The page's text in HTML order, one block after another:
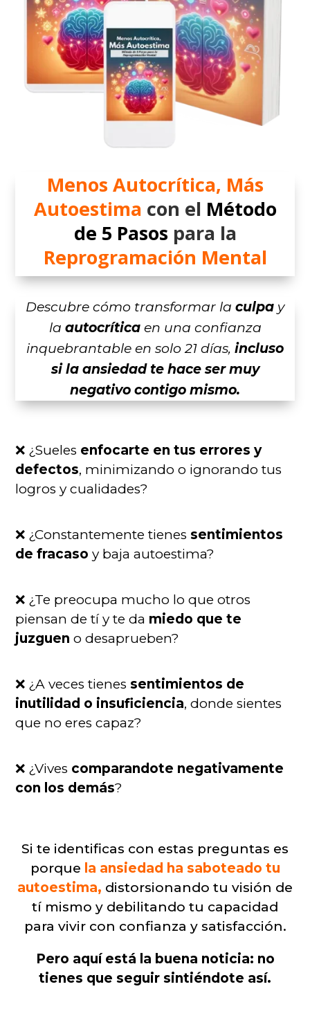
Menos Autocrítica, Más
Autoestima con el Método
de 5 Pasos para la
Reprogramación Mental
Descubre cómo transformar la culpa y
la autocríticaen una confianza
inquebrantable en solo 21 días, incluso
si la ansiedad te hace ser muy
negativo contigo mismo.
❌ ¿Sueles enfocarte en tus errores y
defectos, minimizando o ignorando tus
logros y cualidades?
❌ ¿Constantemente tienes sentimientos
de fracaso y baja autoestima?
❌ ¿Te preocupa mucho lo que otros
piensan de tí y te da miedo que te
juzguen o desaprueben?
❌ ¿A veces tienes sentimientos de
inutilidad o insuficiencia, donde sientes
que no eres capaz?
❌ ¿Vives comparandote negativamente
con los demás?
Si te identificas con estas preguntas es
porque la ansiedad ha saboteado tu
autoestima, distorsionando tu visión de
tí mismo y debilitando tu capacidad
para vivir con confianza y satisfacción.
Pero aquí está la buena noticia: no
tienes que seguir sintiéndote así.